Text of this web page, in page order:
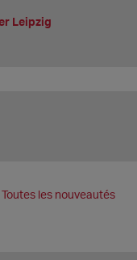
Leipzig
Toutes les nouveautés